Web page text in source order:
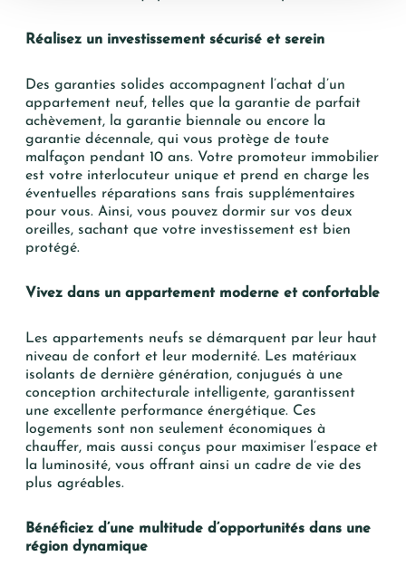
Réalisez un investissement sécurisé et serein
Des garanties solides accompagnent l’achat d’un
appartement neuf, telles que la garantie de parfait
achèvement, la garantie biennale ou encore la
garantie décennale, qui vous protège de toute
malfaçon pendant 10 ans. Votre promoteur immobilier
est votre interlocuteur unique et prend en charge les
éventuelles réparations sans frais supplémentaires
pour vous. Ainsi, vous pouvez dormir sur vos deux
oreilles, sachant que votre investissement est bien
protégé.
Vivez dans un appartement moderne et confortable
Les appartements neufs se démarquent par leur haut
niveau de confort et leur modernité. Les matériaux
isolants de dernière génération, conjugués à une
conception architecturale intelligente, garantissent
une excellente performance énergétique. Ces
logements sont non seulement économiques à
chauffer, mais aussi conçus pour maximiser l’espace et
la luminosité, vous offrant ainsi un cadre de vie des
plus agréables.
Bénéficiez d’une multitude d’opportunités dans une
région dynamique